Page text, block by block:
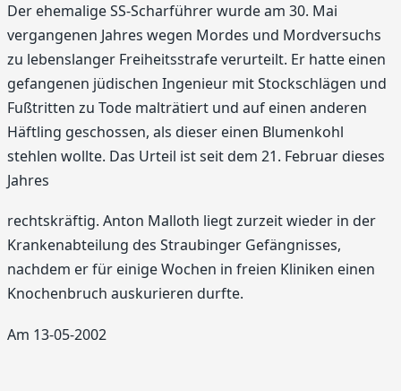
Der ehemalige SS-Scharführer wurde am 30. Mai
vergangenen Jahres wegen Mordes und Mordversuchs
zu lebenslanger Freiheitsstrafe verurteilt. Er hatte einen
gefangenen jüdischen Ingenieur mit Stockschlägen und
Fußtritten zu Tode malträtiert und auf einen anderen
Häftling geschossen, als dieser einen Blumenkohl
stehlen wollte. Das Urteil ist seit dem 21. Februar dieses
Jahres
rechtskräftig. Anton Malloth liegt zurzeit wieder in der
Krankenabteilung des Straubinger Gefängnisses,
nachdem er für einige Wochen in freien Kliniken einen
Knochenbruch auskurieren durfte.
Am 13-05-2002